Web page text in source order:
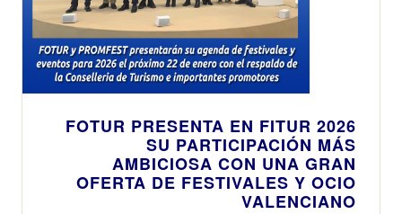
FOTUR PRESENTA EN FITUR 2026
SU PARTICIPACIÓN MÁS
AMBICIOSA CON UNA GRAN
OFERTA DE FESTIVALES Y OCIO
VALENCIANO